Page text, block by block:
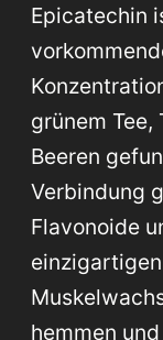
Epicatechin
grünem
Beeren
Verbindung
Flavonoide
hemmen